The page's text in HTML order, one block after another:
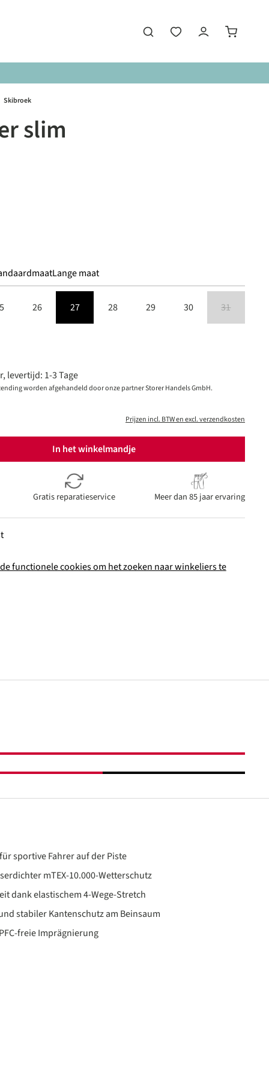
Skibroek
slim
Lange maat
26 27 28 29 30 31
levertijd: 1-3 Tage
worden afgehandeld door onze partner Storer Handels GmbH.
Prijzen incl. BTW en excl. verzendkosten
In het winkelmandje
Gratis reparatieservice Meer dan 85 jaar ervaring
functionele cookies om het zoeken naar winkeliers te
sportive Fahrer auf der Piste
mTEX-10.000-Wetterschutz
dank elastischem 4-Wege-Stretch
stabiler Kantenschutz am Beinsaum
freie Imprägnierung